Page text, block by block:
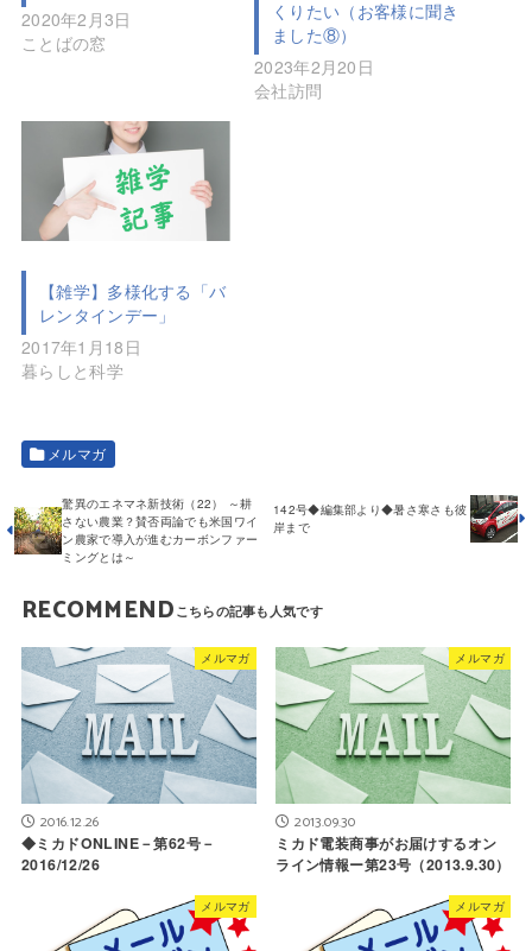
2020年2月3日
ことばの窓
くりたい（お客様に聞き
ました⑧）
2023年2月20日
会社訪問
【雑学】多様化する「バ
レンタインデー」
2017年1月18日
暮らしと科学
メルマガ
142号◆編集部より◆暑さ寒さも彼
岸まで
驚異のエネマネ新技術（22） ～耕
さない農業？賛否両論でも米国ワイ
ン農家で導入が進むカーボンファー
ミングとは～
RECOMMEND
メルマガ
2016.12.26
◆ミカドONLINE－第62号－
2016/12/26
メルマガ
2013.09.30
ミカド電装商事がお届けするオン
ライン情報ー第23号（2013.9.30）
メルマガ メルマガ